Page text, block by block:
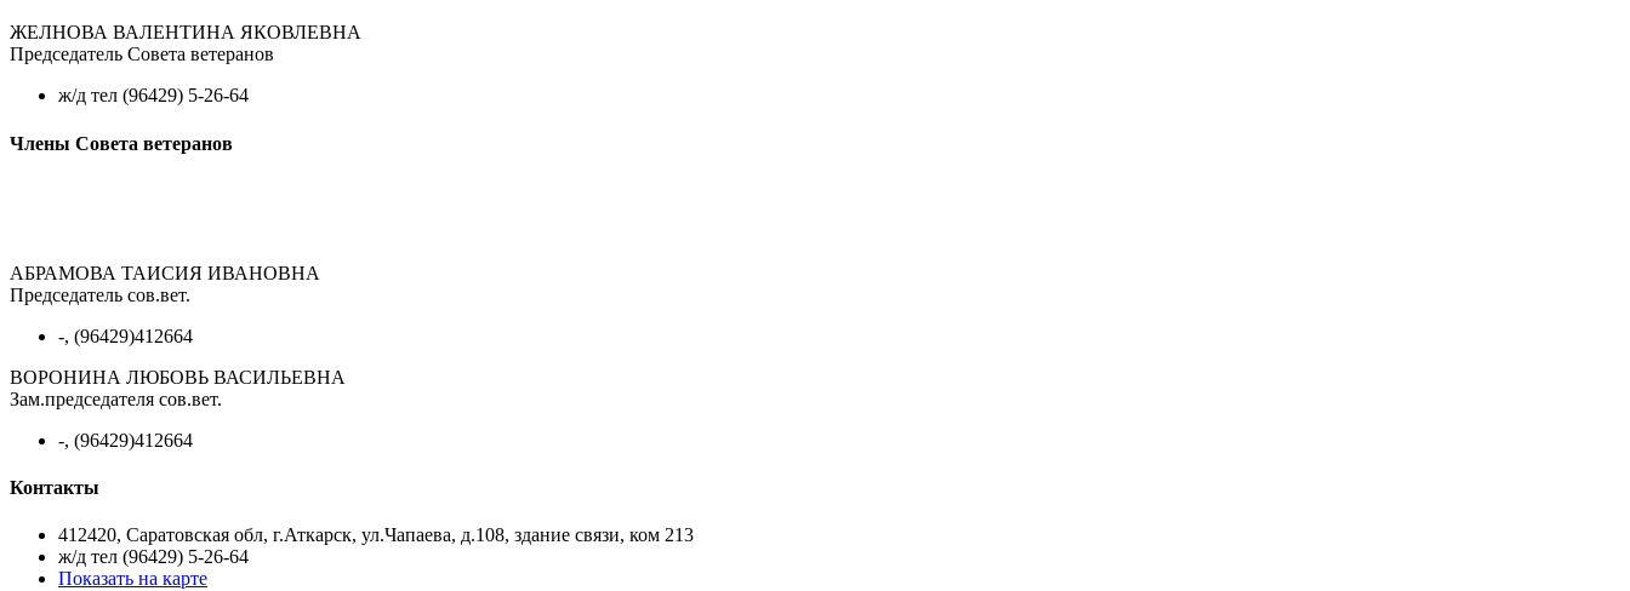
ЖЕЛНОВА ВАЛЕНТИНА ЯКОВЛЕВНА
Председатель Совета ветеранов
ж/д тел (96429) 5-26-64
Члены Совета ветеранов
АБРАМОВА ТАИСИЯ ИВАНОВНА
Председатель сов.вет.
-, (96429)412664
ВОРОНИНА ЛЮБОВЬ ВАСИЛЬЕВНА
Зам.председателя сов.вет.
-, (96429)412664
Контакты
412420, Саратовская обл, г.Аткарск, ул.Чапаева, д.108, здание связи, ком 213
ж/д тел (96429) 5-26-64
Показать на карте